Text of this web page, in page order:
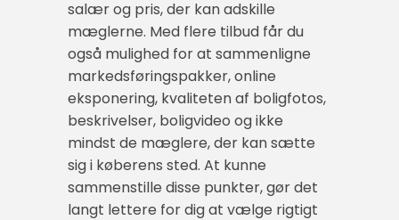
salær og pris, der kan adskille
mæglerne. Med flere tilbud får du
også mulighed for at sammenligne
markedsføringspakker, online
eksponering, kvaliteten af boligfotos,
beskrivelser, boligvideo og ikke
mindst de mæglere, der kan sætte
sig i køberens sted. At kunne
sammenstille disse punkter, gør det
langt lettere for dig at vælge rigtigt